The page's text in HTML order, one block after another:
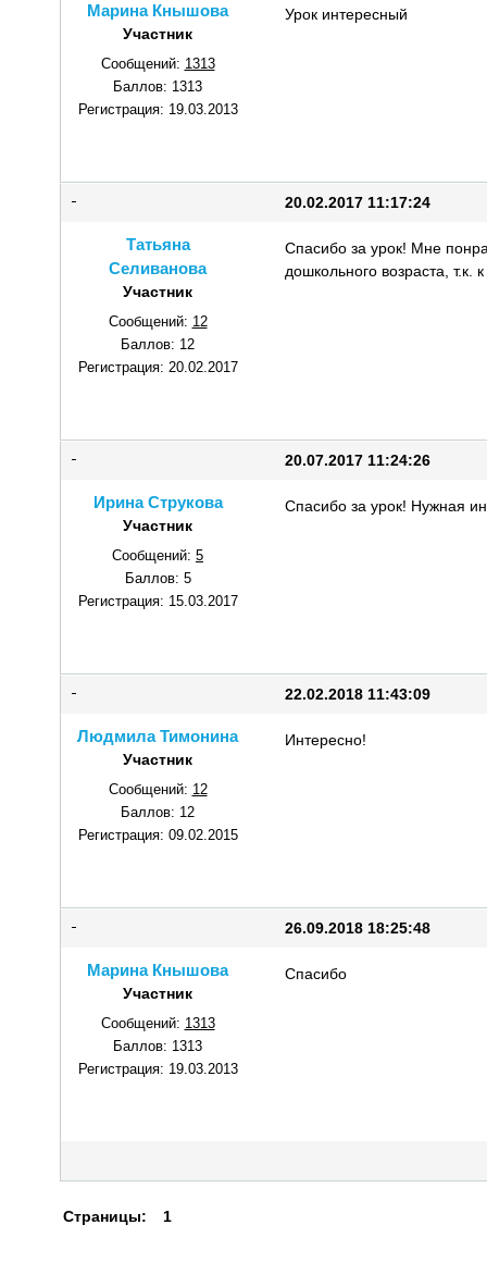
Марина Кнышова
Участник
Сообщений: 1313
Баллов: 1313
Регистрация: 19.03.2013
Урок интересный
Татьяна
Селиванова
Участник
Сообщений: 12
Баллов: 12
Регистрация: 20.02.2017
20.02.2017 11:17:24
Спасибо за урок! Мне
дошкольного возраста,
Ирина Струкова
Участник
Сообщений: 5
Баллов: 5
Регистрация: 15.03.2017
20.07.2017 11:24:26
Спасибо за урок! Нужная
Людмила Тимонина
Участник
Сообщений: 12
Баллов: 12
Регистрация: 09.02.2015
22.02.2018 11:43:09
Интересно!
Марина Кнышова
Участник
Сообщений: 1313
Баллов: 1313
Регистрация: 19.03.2013
26.09.2018 18:25:48
Спасибо
Страницы: 1